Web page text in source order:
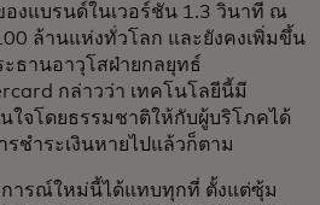
องแบรนด์ในเวอร์ชัน 1.3 วินาที ณ
ล้านแห่งทั่วโลก และยังคงเพิ่มขึ้น
ะธานอาวุโสฝ่ายกลยุทธ์
กล่าวว่า เทคโนโลยีนี้มี
จโดยธรรมชาติให้กับผู้บริโภคได้
ชำระเงินหายไปแล้วก็ตาม
ารณ์ใหม่นี้ได้แทบทุกที่ ตั้งแต่ซุ้ม